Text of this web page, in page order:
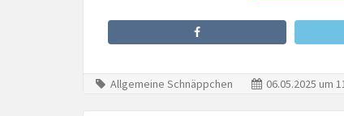
Allgemeine Schnäppchen 06.05.2025 um